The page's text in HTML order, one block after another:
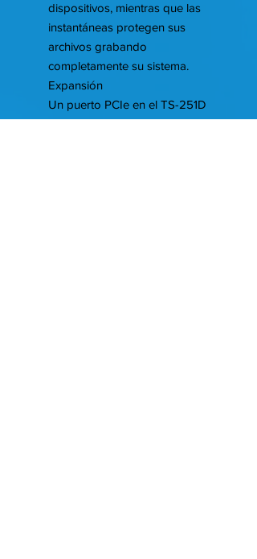
dispositivos, mientras que las
instantáneas protegen sus
archivos grabando
completamente su sistema.
Expansión
Un puerto PCIe en el TS-251D
permite una potente expansión